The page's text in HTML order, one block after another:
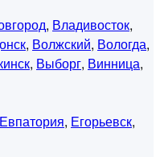
, Владивосток,
, Волжский, Вологда,
, Выборг, Винница,
Евпатория, Егорьевск,